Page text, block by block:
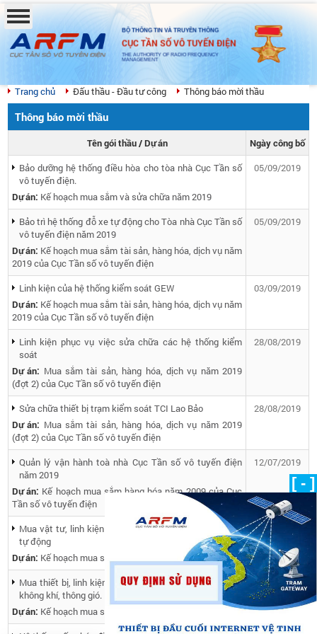
BỘ THÔNG TIN VÀ TRUYỀN THÔNG
CỤC TẦN SỐ VÔ TUYẾN ĐIỆN
THE AUTHORITY OF RADIO FREQUENCY
MANAGEMENT
Trang chủ Đấu thầu - Đầu tư công Thông báo mời thầu
Thông báo mời thầu
Tên gói thầu / Dự án
Ngày công bố
Bảo dưỡng hệ thống điều hòa cho tòa nhà Cục Tần số
vô tuyến điện.
Dự án: Kế hoạch mua sắm và sửa chữa năm 2019
05/09/2019
Bảo trì hệ thống đỗ xe tự động cho Tòa nhà Cục Tần số
vô tuyến điện năm 2019
Dự án: Kế hoạch mua sắm tài sản, hàng hóa, dịch vụ năm
2019 của Cục Tần số vô tuyến điện
05/09/2019
Linh kiện của hệ thống kiểm soát GEW
Dự án: Kế hoạch mua sắm tài sản, hàng hóa, dịch vụ năm
2019 của Cục Tần số vô tuyến điện
03/09/2019
Linh kiện phục vụ việc sửa chữa các hệ thống kiểm
soát
Dự án: Mua sắm tài sản, hàng hóa, dịch vụ năm 2019
(đợt 2) của Cục Tần số vô tuyến điện
28/08/2019
Sửa chữa thiết bị trạm kiểm soát TCI Lao Bảo
Dự án: Mua sắm tài sản, hàng hóa, dịch vụ năm 2019
(đợt 2) của Cục Tần số vô tuyến điện
28/08/2019
Quản lý vận hành toà nhà Cục Tần số vô tuyến điện
năm 2019
Dự án: Kế hoạch mua sắm hàng hóa năm 2009 của Cục
Tần số vô tuyến điện
12/07/2019
Mua vật tư, linh kiện dự phòng cho hệ thống bãi đỗ xe
tự động
Dự án: Kế hoạch mua sắm và sửa chữa năm 2019
01/07/2019
Mua thiết bị, linh kiện dự phòng cho hệ thống điều hòa
không khí, thông gió.
Dự án: Kế hoạch mua sắm và sửa chữa năm 2019
10/04/2019
[ - ]